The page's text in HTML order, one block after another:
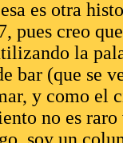
es otra
pues creo
la
bar (que se
y como el
no es